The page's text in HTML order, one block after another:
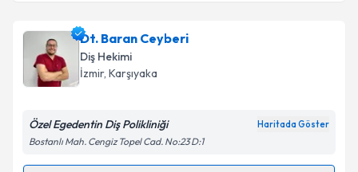
Dt. Gülbin Ekmekçi Bangi
oluşturun. Size bu uzmandan randevu almanız için bir
takvim hazırlandığında e-posta ile bilgilendireceğiz.
Dt. Baran Ceyberi
Diş Hekimi
İzmir, Karşıyaka
Özel Egedentin Diş Polikliniği Haritada Göster
Bostanlı Mah. Cengiz Topel Cad. No:23 D:1